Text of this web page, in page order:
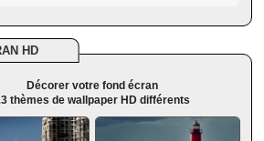
HD
Décorer votre fond écran
thèmes de wallpaper HD différents